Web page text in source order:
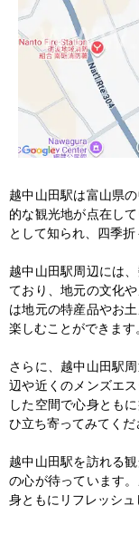
越中山田駅は富山県
的な観光地が点在し
として知られ、四季
越中山田駅周辺には
ており、地元の文化
は地元の特産品やお
楽しむことができます
さらに、越中山田駅
辺や近くのメンズエ
した空間で心身とも
ひ立ち寄ってみてくだ
越中山田駅を訪れる
の心が待っています
身ともにリフレッシュ